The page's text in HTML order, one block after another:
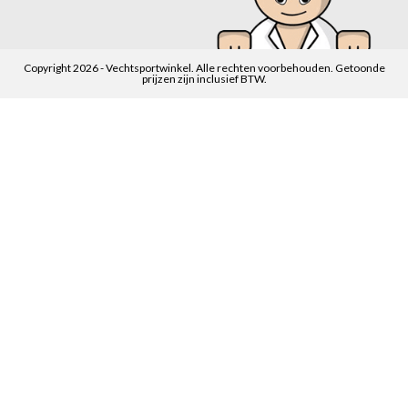
Copyright 2026 - Vechtsportwinkel. Alle rechten voorbehouden. Getoonde
prijzen zijn inclusief BTW.